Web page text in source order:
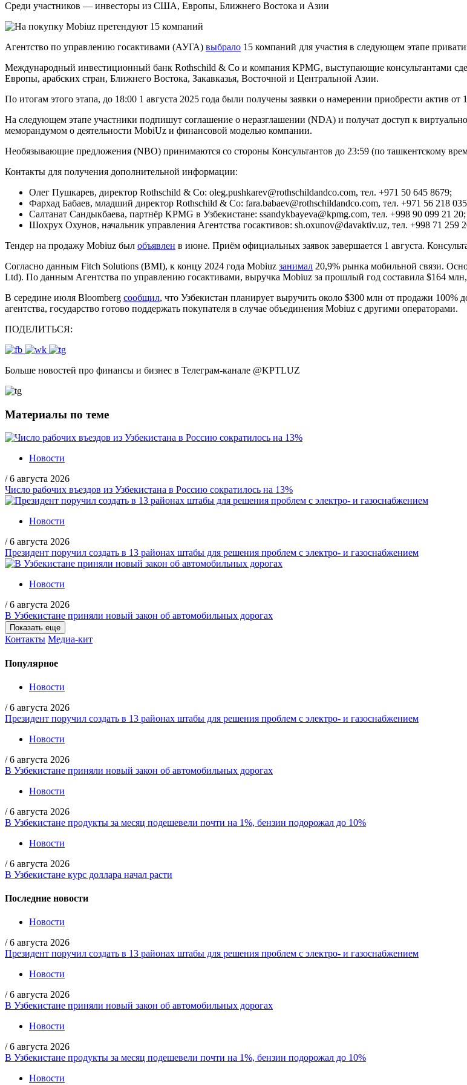
Среди участников — инвесторы из США, Европы, Ближнего Востока и Азии
Агентство по управлению госактивами (АУГА) выбрало 15 компаний для участия в следующем этапе
Международный инвестиционный банк Rothschild & Co и компания KPMG, выступающие консультантами
Европы, арабских стран, Ближнего Востока, Закавказья, Восточной и Центральной Азии.
По итогам этого этапа, до 18:00 1 августа 2025 года были получены заявки о намерении приобрести актив
На следующем этапе участники подпишут соглашение о неразглашении (NDA) и получат доступ к
меморандумом о деятельности MobiUz и финансовой моделью компании.
Необязывающие предложения (NBO) принимаются со стороны Консультантов до 23:59 (по ташкентскому
Контакты для получения дополнительной информации:
Олег Пушкарев, директор Rothschild & Co: oleg.pushkarev@rothschildandco.com, тел. +971 50 645 8679;
Фархад Бабаев, младший директор Rothschild & Co: fara.babaev@rothschildandco.com, тел. +971 56 218
Салтанат Сандыкбаева, партнёр KPMG в Узбекистане: ssandykbayeva@kpmg.com, тел. +998 90 099 21 20;
Шохрух Охунов, начальник управления Агентства госактивов: sh.oxunov@davaktiv.uz, тел. +998 71 259
Тендер на продажу Mobiuz был объявлен в июне. Приём официальных заявок завершается 1 августа.
Согласно данным Fitch Solutions (BMI), к концу 2024 года Mobiuz занимал 20,9% рынка мобильной связи.
Ltd). По данным Агентства по управлению госактивами, выручка Mobiuz за прошлый год составила $164
В середине июля Bloomberg сообщил, что Узбекистан планирует выручить около $300 млн от продажи
агентства, государство готово поддержать покупателя в случае объединения Mobiuz с другими операторами.
ПОДЕЛИТЬСЯ:
Больше новостей про финансы и бизнес в Телеграм-канале @KPTLUZ
Материалы по теме
Новости
/ 6 августа 2026
Число рабочих въездов из Узбекистана в Россию сократилось на 13%
Новости
/ 6 августа 2026
Президент поручил создать в 13 районах штабы для решения проблем с электро- и газоснабжением
Новости
/ 6 августа 2026
В Узбекистане приняли новый закон об автомобильных дорогах
Показать еще
Контакты Медиа-кит
Популярное
Новости
/ 6 августа 2026
Президент поручил создать в 13 районах штабы для решения проблем с электро- и газоснабжением
Новости
/ 6 августа 2026
В Узбекистане приняли новый закон об автомобильных дорогах
Новости
/ 6 августа 2026
В Узбекистане продукты за месяц подешевели почти на 1%, бензин подорожал до 10%
Новости
/ 6 августа 2026
В Узбекистане курс доллара начал расти
Последние новости
Новости
/ 6 августа 2026
Президент поручил создать в 13 районах штабы для решения проблем с электро- и газоснабжением
Новости
/ 6 августа 2026
В Узбекистане приняли новый закон об автомобильных дорогах
Новости
/ 6 августа 2026
В Узбекистане продукты за месяц подешевели почти на 1%, бензин подорожал до 10%
Новости